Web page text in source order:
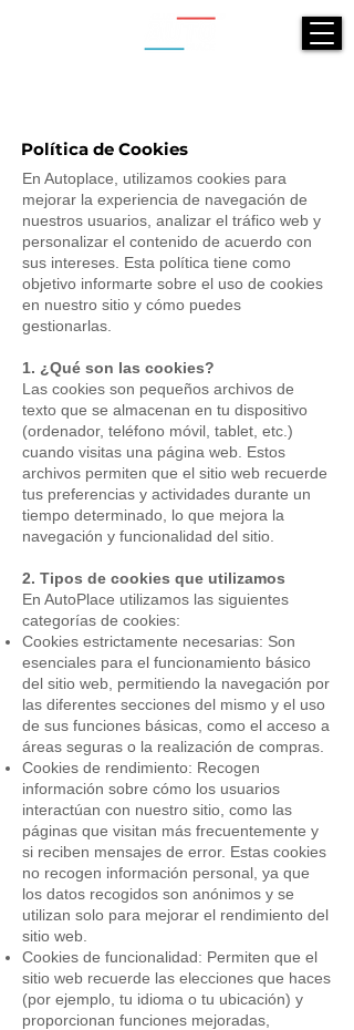
Política de Cookies
En Autoplace, utilizamos cookies para
mejorar la experiencia de navegación de
nuestros usuarios, analizar el tráfico web y
personalizar el contenido de acuerdo con
sus intereses. Esta política tiene como
objetivo informarte sobre el uso de cookies
en nuestro sitio y cómo puedes
gestionarlas.
1. ¿Qué son las cookies?
Las cookies son pequeños archivos de
texto que se almacenan en tu dispositivo
(ordenador, teléfono móvil, tablet, etc.)
cuando visitas una página web. Estos
archivos permiten que el sitio web recuerde
tus preferencias y actividades durante un
tiempo determinado, lo que mejora la
navegación y funcionalidad del sitio.
2. Tipos de cookies que utilizamos
En AutoPlace utilizamos las siguientes
categorías de cookies:
Cookies estrictamente necesarias: Son
esenciales para el funcionamiento básico
del sitio web, permitiendo la navegación por
las diferentes secciones del mismo y el uso
de sus funciones básicas, como el acceso a
áreas seguras o la realización de compras.
Cookies de rendimiento: Recogen
información sobre cómo los usuarios
interactúan con nuestro sitio, como las
páginas que visitan más frecuentemente y
si reciben mensajes de error. Estas cookies
no recogen información personal, ya que
los datos recogidos son anónimos y se
utilizan solo para mejorar el rendimiento del
sitio web.
Cookies de funcionalidad: Permiten que el
sitio web recuerde las elecciones que haces
(por ejemplo, tu idioma o tu ubicación) y
proporcionan funciones mejoradas,